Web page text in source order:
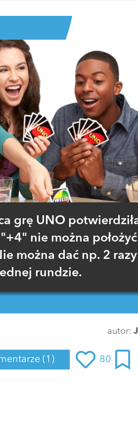
grę UNO
nie można położyć
można dać np. 2 razy
rundzie.
autor:
(1) 80